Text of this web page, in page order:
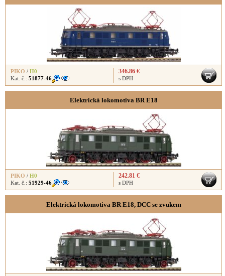
PIKO / H0
Kat. č.: 51877-46
346.86 €
s DPH
Elektrická lokomotiva BR E18
PIKO / H0
Kat. č.: 51929-46
242.81 €
s DPH
Elektrická lokomotiva BR E18, DCC se zvukem